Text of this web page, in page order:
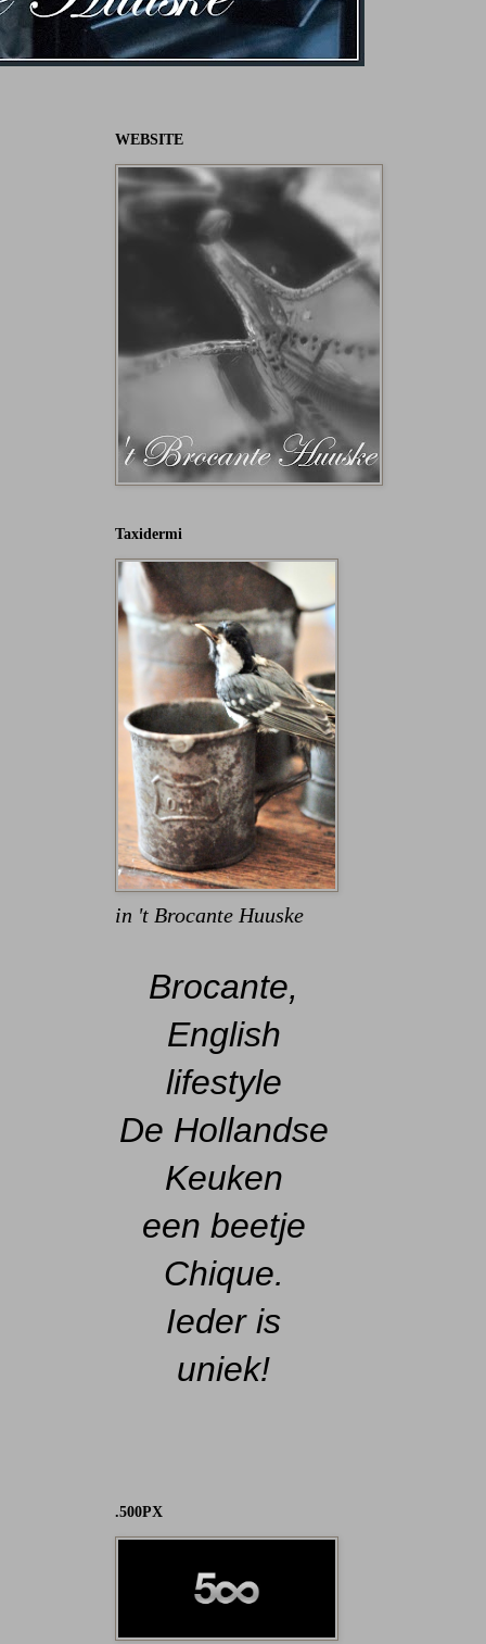
WEBSITE
Taxidermi
in 't Brocante Huuske
Brocante,
English
lifestyle
De Hollandse
Keuken
een beetje
Chique.
Ieder is
uniek!
.500PX